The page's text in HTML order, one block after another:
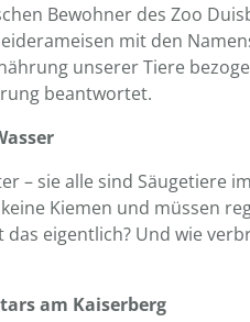
Bewohner des Zoo
mit den
unserer Tiere
beantwortet.
– sie alle sind Säugetiere
Kiemen und müssen
eigentlich? Und wie
am Kaiserberg